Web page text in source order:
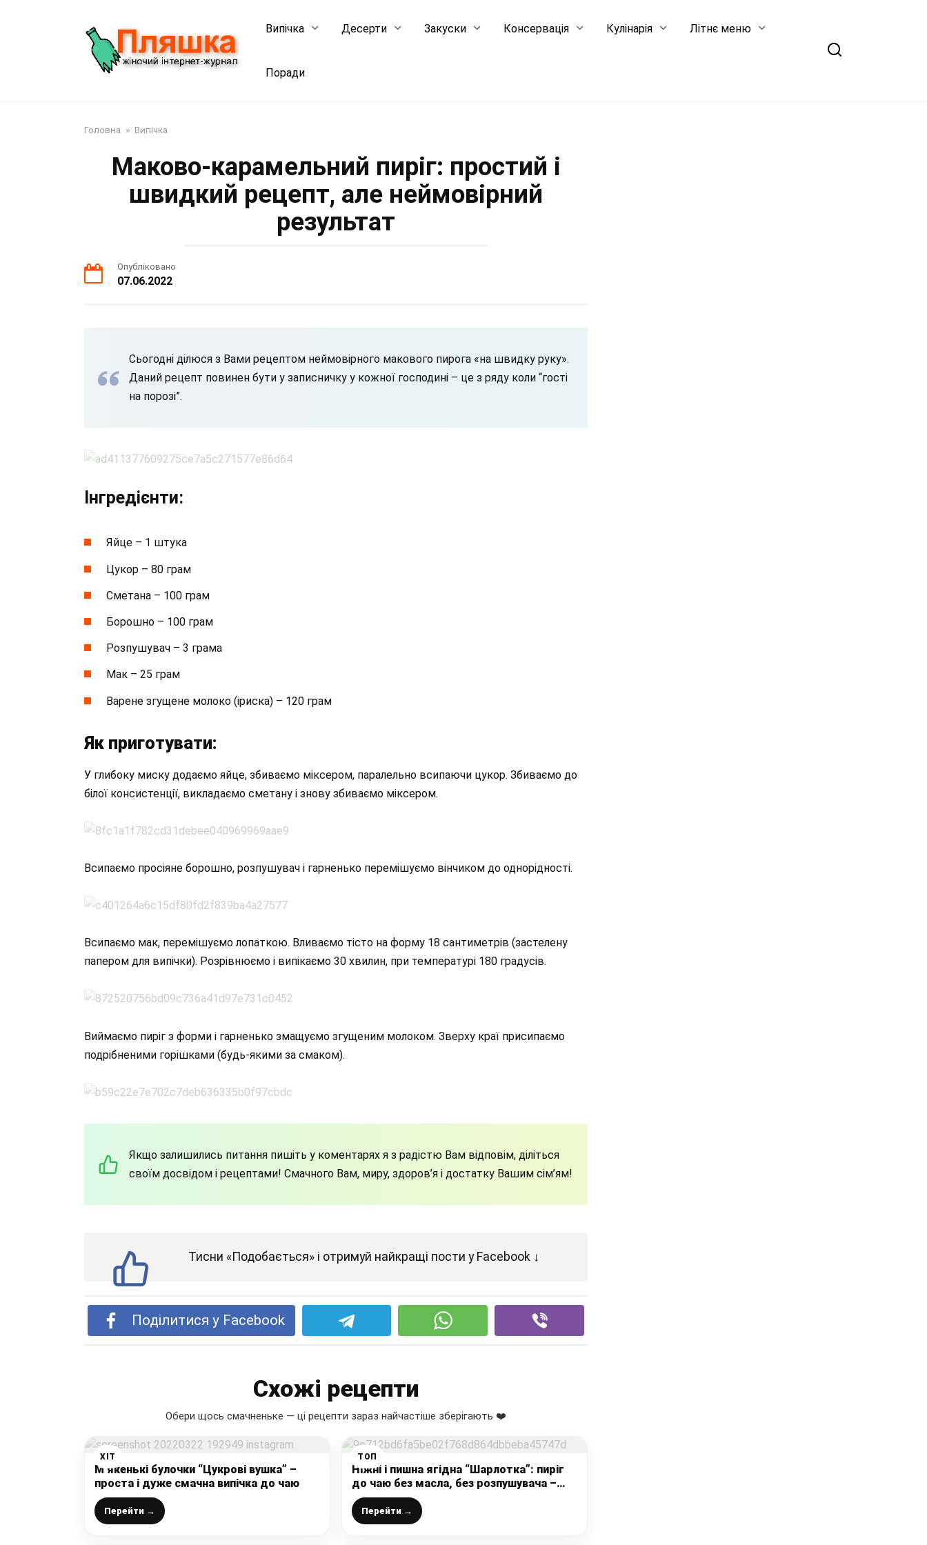
Випічка Десерти Закуски Консервація Кулінарія Літнє меню
Поради
Головна » Випічка
Маково-карамельний пиріг: простий і
швидкий рецепт, але неймовірний
результат
Опубліковано
07.06.2022
Сьогодні ділюся з Вами рецептом неймовірного макового пирога «на швидку руку».
Даний рецепт повинен бути у записничку у кожної господині – це з ряду коли “гості
на порозі”.
Інгредієнти:
Яйце – 1 штука
Цукор – 80 грам
Сметана – 100 грам
Борошно – 100 грам
Розпушувач – 3 грама
Мак – 25 грам
Варене згущене молоко (іриска) – 120 грам
Як приготувати:
У глибоку миску додаємо яйце, збиваємо міксером, паралельно всипаючи цукор. Збиваємо до
білої консистенції, викладаємо сметану і знову збиваємо міксером.
Всипаємо просіяне борошно, розпушувач і гарненько перемішуємо вінчиком до однорідності.
Всипаємо мак, перемішуємо лопаткою. Вливаємо тісто на форму 18 сантиметрів (застелену
папером для випічки). Розрівнюємо і випікаємо 30 хвилин, при температурі 180 градусів.
Виймаємо пиріг з форми і гарненько змащуємо згущеним молоком. Зверху краї присипаємо
подрібненими горішками (будь-якими за смаком).
Якщо залишились питання пишіть у коментарях я з радістю Вам відповім, діліться
своїм досвідом і рецептами! Смачного Вам, миру, здоров’я і достатку Вашим сім’ям!
Тисни «Подобається» і отримуй найкращі пости у Facebook ↓
Поділитися у Facebook
Схожі рецепти
Обери щось смачненьке — ці рецепти зараз найчастіше зберігають ❤️
ХІТ
М’якенькі булочки “Цукрові вушка” –
проста і дуже смачна випічка до чаю
Перейти →
ТОП
Ніжні і пишна ягідна “Шарлотка”: пиріг
до чаю без масла, без розпушувача –
лише 3 основних інгредієнта і добавки
Перейти →